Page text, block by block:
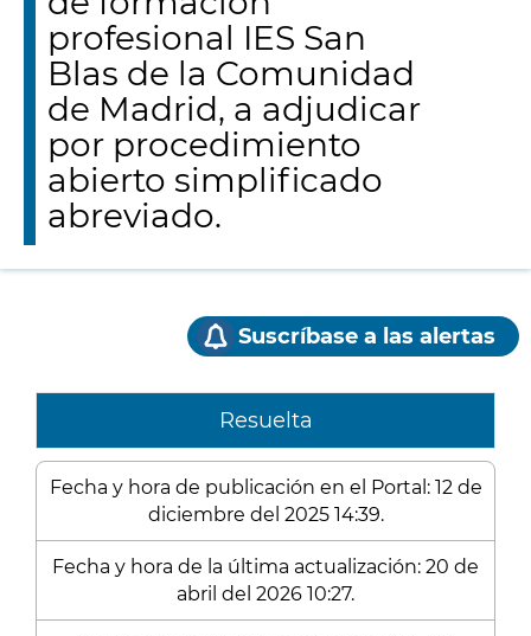
profesional IES San
Blas de la Comunidad
de Madrid, a adjudicar
por procedimiento
abierto simplificado
abreviado.
Suscríbase a las alertas
Resuelta
Fecha y hora de publicación en el Portal: 12 de
diciembre del 2025 14:39.
Fecha y hora de la última actualización: 20 de
abril del 2026 10:27.